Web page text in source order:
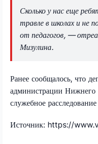
Сколько у нас еще
травле в школах и не
от педагогов, —
Мизулина.
Ранее сообщалось, что
администрации Нижнего
служебное
Источник: https://